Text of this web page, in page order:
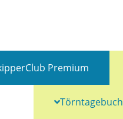
Premium
Törntagebuch